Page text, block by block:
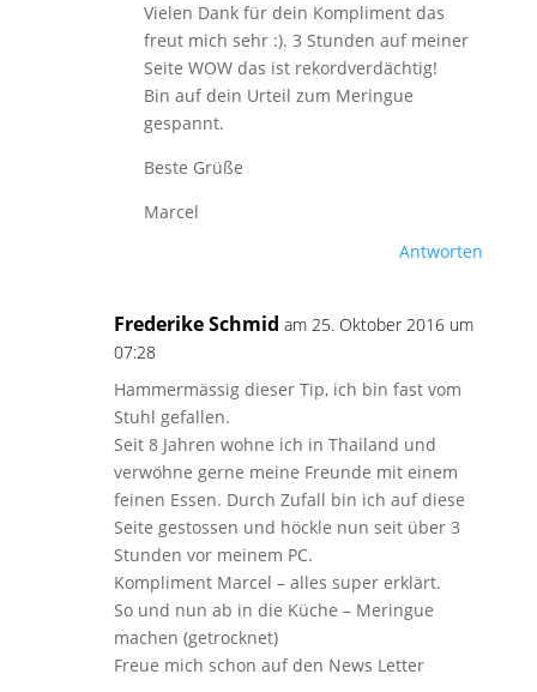
Vielen Dank für dein Kompliment das
freut mich sehr :). 3 Stunden auf meiner
Seite WOW das ist rekordverdächtig!
Bin auf dein Urteil zum Meringue
gespannt.
Beste Grüße
Marcel
Antworten
Frederike Schmid am 25. Oktober 2016 um
07:28
Hammermässig dieser Tip, ich bin fast vom
Stuhl gefallen.
Seit 8 Jahren wohne ich in Thailand und
verwöhne gerne meine Freunde mit einem
feinen Essen. Durch Zufall bin ich auf diese
Seite gestossen und höckle nun seit über 3
Stunden vor meinem PC.
Kompliment Marcel – alles super erklärt.
So und nun ab in die Küche – Meringue
machen (getrocknet)
Freue mich schon auf den News Letter